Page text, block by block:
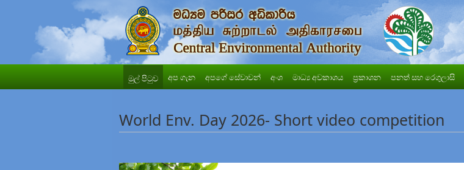
මුල් පිටුව අප ගැන අපගේ සේවාවන් අංශ මාධ්‍ය අවකාශය ප්‍රකාශන පනත් සහ රෙගුලාසි
World Env. Day 2026- Short video competition